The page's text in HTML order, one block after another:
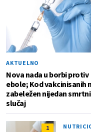
AKTUELNO
Nova nada u borbi protiv
ebole; Kod vakcinisanih
zabeležen nijedan smrtni
slučaj
1